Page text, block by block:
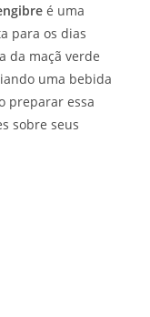
é uma
para os dias
da maçã verde
uma bebida
preparar essa
sobre seus